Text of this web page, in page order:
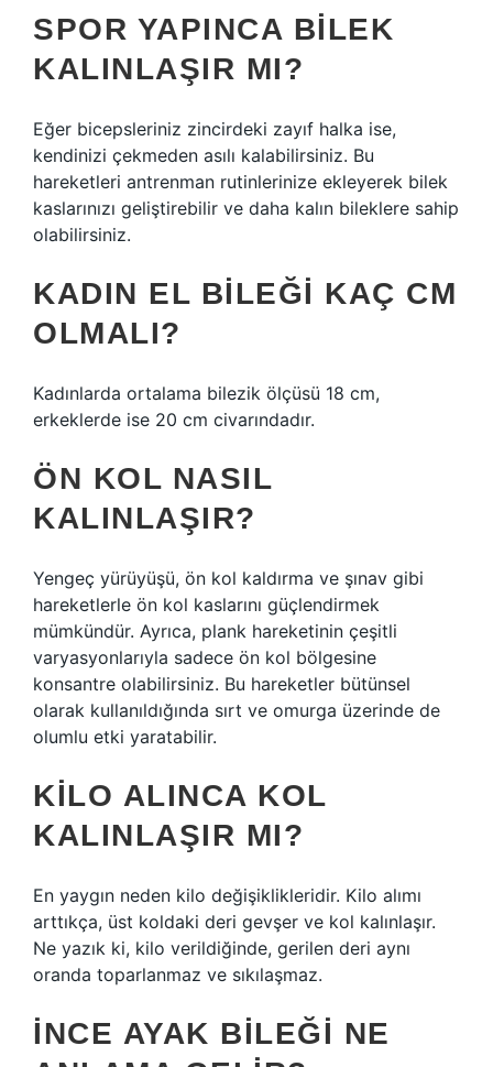
SPOR YAPINCA BILEK
KALINLAŞIR MI?
Eğer bicepsleriniz zincirdeki zayıf halka ise,
kendinizi çekmeden asılı kalabilirsiniz. Bu
hareketleri antrenman rutinlerinize ekleyerek bilek
kaslarınızı geliştirebilir ve daha kalın bileklere sahip
olabilirsiniz.
KADIN EL BILEĞI KAÇ CM
OLMALI?
Kadınlarda ortalama bilezik ölçüsü 18 cm,
erkeklerde ise 20 cm civarındadır.
ÖN KOL NASIL
KALINLAŞIR?
Yengeç yürüyüşü, ön kol kaldırma ve şınav gibi
hareketlerle ön kol kaslarını güçlendirmek
mümkündür. Ayrıca, plank hareketinin çeşitli
varyasyonlarıyla sadece ön kol bölgesine
konsantre olabilirsiniz. Bu hareketler bütünsel
olarak kullanıldığında sırt ve omurga üzerinde de
olumlu etki yaratabilir.
KILO ALINCA KOL
KALINLAŞIR MI?
En yaygın neden kilo değişiklikleridir. Kilo alımı
arttıkça, üst koldaki deri gevşer ve kol kalınlaşır.
Ne yazık ki, kilo verildiğinde, gerilen deri aynı
oranda toparlanmaz ve sıkılaşmaz.
İNCE AYAK BILEĞI NE